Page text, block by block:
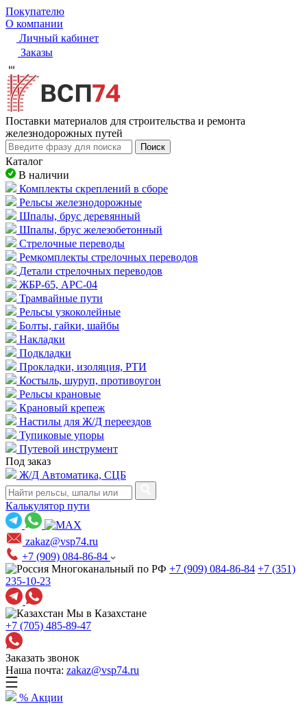
Покупателю
О компании
Личный кабинет
Заказы
Пocтaвки мaтepиaлoв для cтpoитeльcтвa и peмoнтa
жeлeзнoдopoжныx путeй
Поиск
Каталог
В наличии
Комплекты скреплений в сборе
Рельсы железнодорожные
Шпалы, брус деревянный
Шпалы, брус железобетонный
Стрелочные переводы
Ремкомплекты стрелочных переводов
Детали стрелочных переводов
ЖБР-65, АРС-04
Трамвайные пути
Рельсы узкоколейные
Болты, гайки, шайбы
Накладки
Подкладки
Прокладки, изоляция, РТИ
Костыль, шуруп, противоугон
Рельсы крановые
Крановый крепеж
Настилы для Ж/Д переездов
Тупиковые упоры
Путевой инструмент
Под заказ
Ж/Д Автоматика, СЦБ
Калькулятор пути
zakaz@vsp74.ru
+7 (909) 084-86-84
Многоканальный по РФ +7 (909) 084-86-84 +7 (351)
235-10-23
Мы в Казахстане
+7 (705) 485-89-47
Заказать звонок
Наша почта: zakaz@vsp74.ru
% Акции